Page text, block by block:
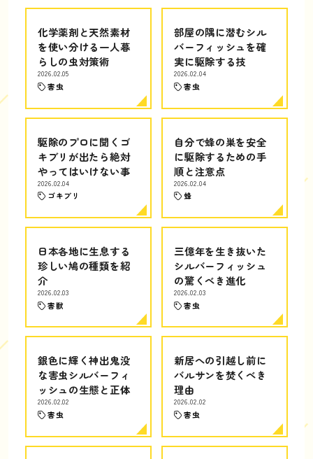
化学薬剤と天然素材
を使い分ける一人暮
らしの虫対策術
2026.02.05
害虫
部屋の隅に潜むシル
バーフィッシュを確
実に駆除する技
2026.02.04
害虫
駆除のプロに聞くゴ
キブリが出たら絶対
やってはいけない事
2026.02.04
ゴキブリ
自分で蜂の巣を安全
に駆除するための手
順と注意点
2026.02.04
蜂
日本各地に生息する
珍しい鳩の種類を紹
介
2026.02.03
害獣
三億年を生き抜いた
シルバーフィッシュ
の驚くべき進化
2026.02.03
害虫
銀色に輝く神出鬼没
な害虫シルバーフィ
ッシュの生態と正体
2026.02.02
害虫
新居への引越し前に
バルサンを焚くべき
理由
2026.02.02
害虫